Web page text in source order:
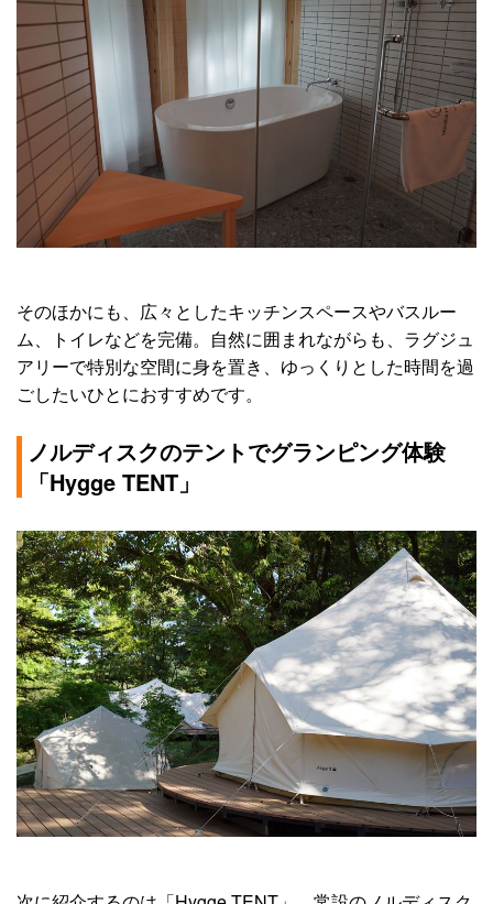
そのほかにも、広々としたキッチンスペースやバスルー
ム、トイレなどを完備。自然に囲まれながらも、ラグジュ
アリーで特別な空間に身を置き、ゆっくりとした時間を過
ごしたいひとにおすすめです。
ノルディスクのテントでグランピング体験
「Hygge TENT」